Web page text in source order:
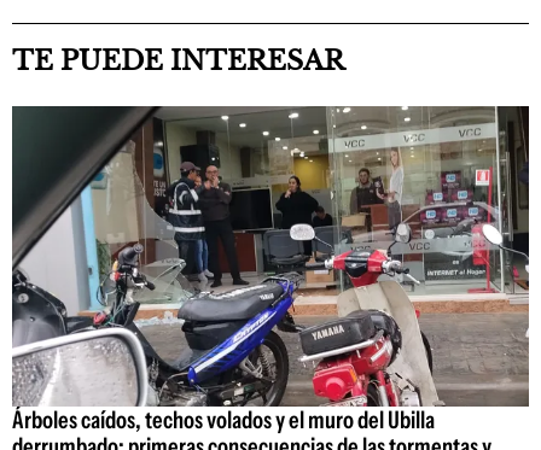
TE PUEDE INTERESAR
Árboles caídos, techos volados y el muro del Ubilla